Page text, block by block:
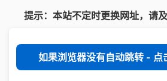
提示：本站不定时更换网址，请
如果浏览器没有自动跳转 - 点